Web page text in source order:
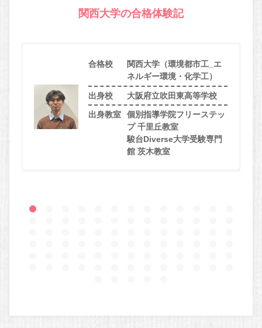
関西大学の合格体験記
合格校
関西大学（環境都市工_エ
ネルギー環境・化学工）
出身校 大阪府立吹田東高等学校
出身教室
個別指導学院フリーステッ
プ 千里丘教室
駿台Diverse大学受験専門
館 茨木教室